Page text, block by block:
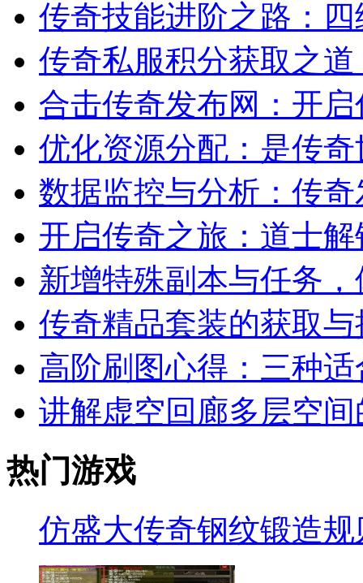
传奇技能进阶之路：
传奇私服积分获取之
合击传奇发布网：开
优化资源分配：是传
数据监控与分析：传
开启传奇之旅：道士
新增特殊副本与任务
传奇精品套装的获取
高阶刷图心得：三种
讲解虚空回廊多层空
热门游戏
仿盛大传奇钢纹锻造